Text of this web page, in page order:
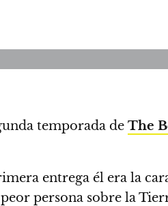
temporada de The
entrega él era la
persona sobre la